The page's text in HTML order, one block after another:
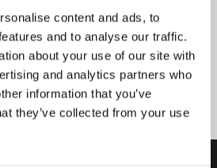
content and ads, to
and to analyse our traffic.
about your use of our site with
and analytics partners who
information that you’ve
they’ve collected from your use
Aanmelden